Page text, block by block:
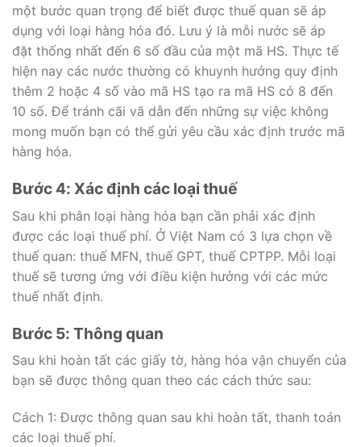
một bước quan trọng để biết được thuế quan sẽ áp
dụng với loại hàng hóa đó. Lưu ý là mỗi nước sẽ áp
đặt thống nhất đến 6 số đầu của một mã HS. Thực tế
hiện nay các nước thường có khuynh hướng quy định
thêm 2 hoặc 4 số vào mã HS tạo ra mã HS có 8 đến
10 số. Để tránh cãi vã dẫn đến những sự việc không
mong muốn bạn có thể gửi yêu cầu xác định trước mã
hàng hóa.
Bước 4: Xác định các loại thuế
Sau khi phân loại hàng hóa bạn cần phải xác định
được các loại thuế phí. Ở Việt Nam có 3 lựa chọn về
thuế quan: thuế MFN, thuế GPT, thuế CPTPP. Mỗi loại
thuế sẽ tương ứng với điều kiện hưởng với các mức
thuế nhất định.
Bước 5: Thông quan
Sau khi hoàn tất các giấy tờ, hàng hóa vận chuyển của
bạn sẽ được thông quan theo các cách thức sau:
Cách 1: Được thông quan sau khi hoàn tất, thanh toán
các loại thuế phí.